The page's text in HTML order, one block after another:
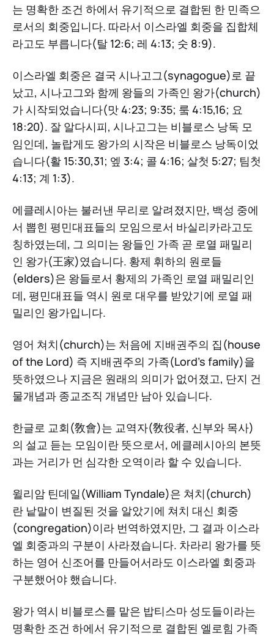
는 명확한 조건 하에서 유기적으로 결합된 한 민족으
로서의 회중입니다. 따라서 이스라엘 회중을 집합체
라고도 부릅니다(탈 12:6; 레 4:13; 숫 8:9).
이스라엘 회중은 결국 시나고그(synagogue)로 끝
났고, 시나고그와 함께 왕들의 가족인 왕가(church)
가 시작되었습니다(맛 4:23; 9:35; 뤀 4:15,16; 요
18:20). 잘 알다시피, 시나고그는 비블로스 낭독 모
임인데, 놀랍게도 왕가의 시작은 비블로스 낭독이었
습니다(활 15:30,31; 엪 3:4; 콜 4:16; 살첫 5:27; 팀첫
4:13; 계 1:3).
에클레시아는 불러낸 무리로 알려졌지만, 백성 중에
서 뽑힌 평민대표들의 모임으로서 바실리카라고도
칭하였는데, 그 의미는 왕들인 가족 곧 로열 패밀리
인 왕가(王家)였습니다. 황제 휘하의 원로들
(elders)은 왕들로서 황제의 가족인 로열 패밀리인
데, 평민대표들 역시 원로 대우를 받았기에 로열 패
밀리인 왕가입니다.
영어 쳐치(church)는 처음에 지배권주의 집(house
of the Lord) 즉 지배권주의 가족(Lord’s family)을
뜻하였으나 지금은 원래의 의미가 없어졌고, 단지 건
물개념과 종교조직 개념만 남아 있습니다.
한글로 교회(敎會)는 교역자(敎役者, 신부와 목사)
의 설교 듣는 모임이란 뜻으로서, 에클레시아의 본뜻
과는 거리가 먼 심각한 오역이라 할 수 있습니다.
윌리암 틴데일(William Tyndale)은 쳐치(church)
란 낱말이 변질된 것을 알았기에 쳐치 대신 회중
(congregation)이라 번역하였지만, 그 결과 이스라
엘 회중과의 구분이 사라졌습니다. 차라리 왕가를 뜻
하는 영어 신조어를 만들어서라도 이스라엘 회중과
구분했어야 했습니다.
왕가 역시 비블로스를 맡은 밥티스마 성도들이라는
명확한 조건 하에서 유기적으로 결합된 엘로힘 가족